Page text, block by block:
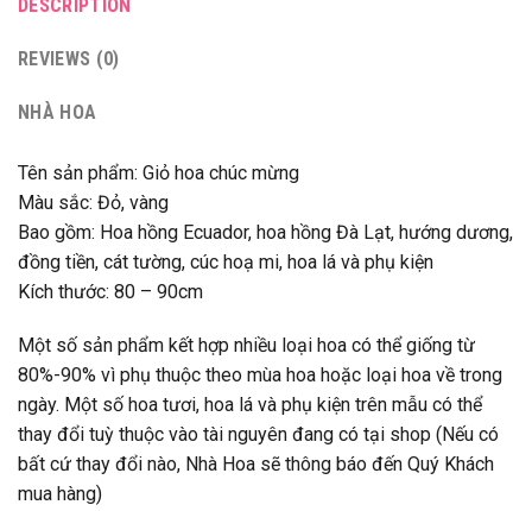
DESCRIPTION
REVIEWS (0)
NHÀ HOA
Tên sản phẩm: Giỏ hoa chúc mừng
Màu sắc: Đỏ, vàng
Bao gồm: Hoa hồng Ecuador, hoa hồng Đà Lạt, hướng dương,
đồng tiền, cát tường, cúc hoạ mi, hoa lá và phụ kiện
Kích thước: 80 – 90cm
Một số sản phẩm kết hợp nhiều loại hoa có thể giống từ
80%-90% vì phụ thuộc theo mùa hoa hoặc loại hoa về trong
ngày. Một số hoa tươi, hoa lá và phụ kiện trên mẫu có thể
thay đổi tuỳ thuộc vào tài nguyên đang có tại shop (Nếu có
bất cứ thay đổi nào, Nhà Hoa sẽ thông báo đến Quý Khách
mua hàng)